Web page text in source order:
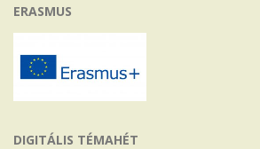
ERASMUS
DIGITÁLIS TÉMAHÉT